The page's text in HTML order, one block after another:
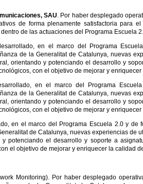
SAU. Por haber desplegado
de forma plenamente satisfactoria para
de las actuaciones del Programa Escuela
en el marco del Programa
de la Generalitat de Catalunya, nuevas
orientando y potenciando el desarrollo y
con el objetivo de mejorar y
en el marco del Programa
de la Generalitat de Catalunya, nuevas
orientando y potenciando el desarrollo y
con el objetivo de mejorar y
en el marco del Programa Escuela 2.0 y de
de Catalunya, nuevas experiencias de
potenciando el desarrollo y soporte a
el objetivo de mejorar y enriquecer la calidad
Monitoring). Por haber desplegado